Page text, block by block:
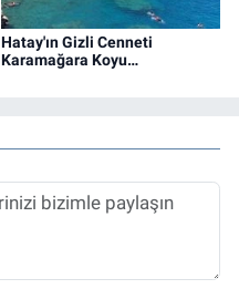
Hatay'ın Gizli Cenneti
Karamağara Koyu…